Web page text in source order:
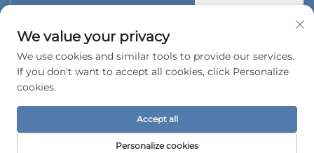
Urheberrecht © 2026 Bomeda International Trading (Suzhou)
Datenschutzrichtlinie
We value your privacy
We use cookies and similar tools to provide our services.
If you don't want to accept all cookies, click Personalize
cookies.
Personalize cookies
Accept all